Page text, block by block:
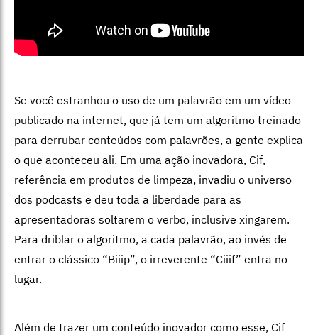
Se você estranhou o uso de um palavrão em um vídeo
publicado na internet, que já tem um algoritmo treinado
para derrubar conteúdos com palavrões, a gente explica
o que aconteceu ali. Em uma ação inovadora, Cif,
referência em produtos de limpeza, invadiu o universo
dos podcasts e deu toda a liberdade para as
apresentadoras soltarem o verbo, inclusive xingarem.
Para driblar o algoritmo, a cada palavrão, ao invés de
entrar o clássico “Biiip”, o irreverente “Ciiif” entra no
lugar.
Além de trazer um conteúdo inovador como esse, Cif